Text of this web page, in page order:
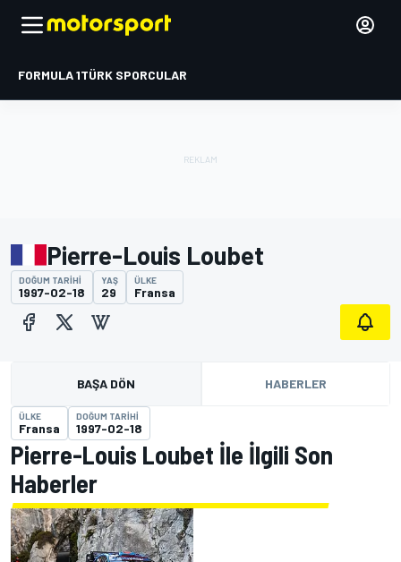
FORMULA 1TÜRK SPORCULAR
Pierre-Louis Loubet
DOĞUM TARIHI
1997-02-18
YAŞ
29
ÜLKE
Fransa
BAŞA DÖN HABERLER
ÜLKE
Fransa
DOĞUM TARIHI
1997-02-18
Pierre-Louis Loubet İle İlgili Son
Haberler